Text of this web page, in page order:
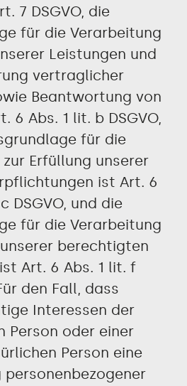
7 DSGVO, die
für die Verarbeitung
Leistungen und
vertraglicher
Beantwortung von
6 Abs. 1 lit. b DSGVO,
für die
Erfüllung unserer
ist Art. 6
DSGVO, und die
für die Verarbeitung
berechtigten
Art. 6 Abs. 1 lit. f
den Fall, dass
Interessen der
Person oder einer
Person eine
personenbezogener